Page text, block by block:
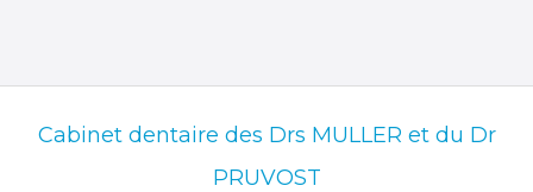
Cabinet dentaire des Drs MULLER et du Dr
PRUVOST